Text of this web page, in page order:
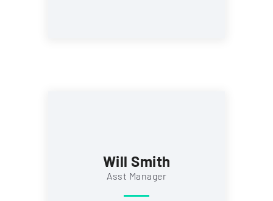
Will Smith
Asst Manager